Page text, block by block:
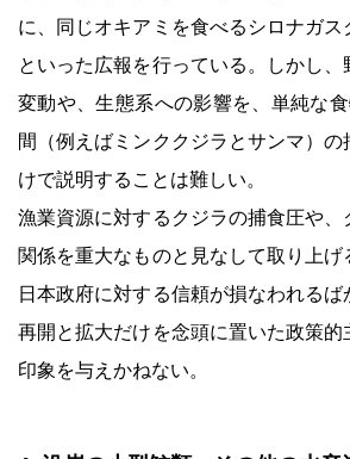
に、同じオキアミを食べるシロナガス
といった広報を行っている。しかし
変動や、生態系への影響を、単純な
間（例えばミンククジラとサンマ）
けで説明することは難しい。
漁業資源に対するクジラの捕食圧や、
関係を重大なものと見なして取り上げ
日本政府に対する信頼が損なわれる
再開と拡大だけを念頭に置いた政策
印象を与えかねない。